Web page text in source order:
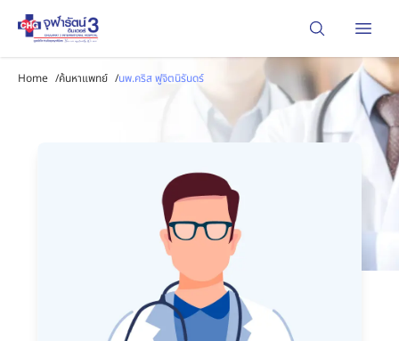
Home /ค้นหาแพทย์ /นพ.คริส ฟูจิตนิรันดร์